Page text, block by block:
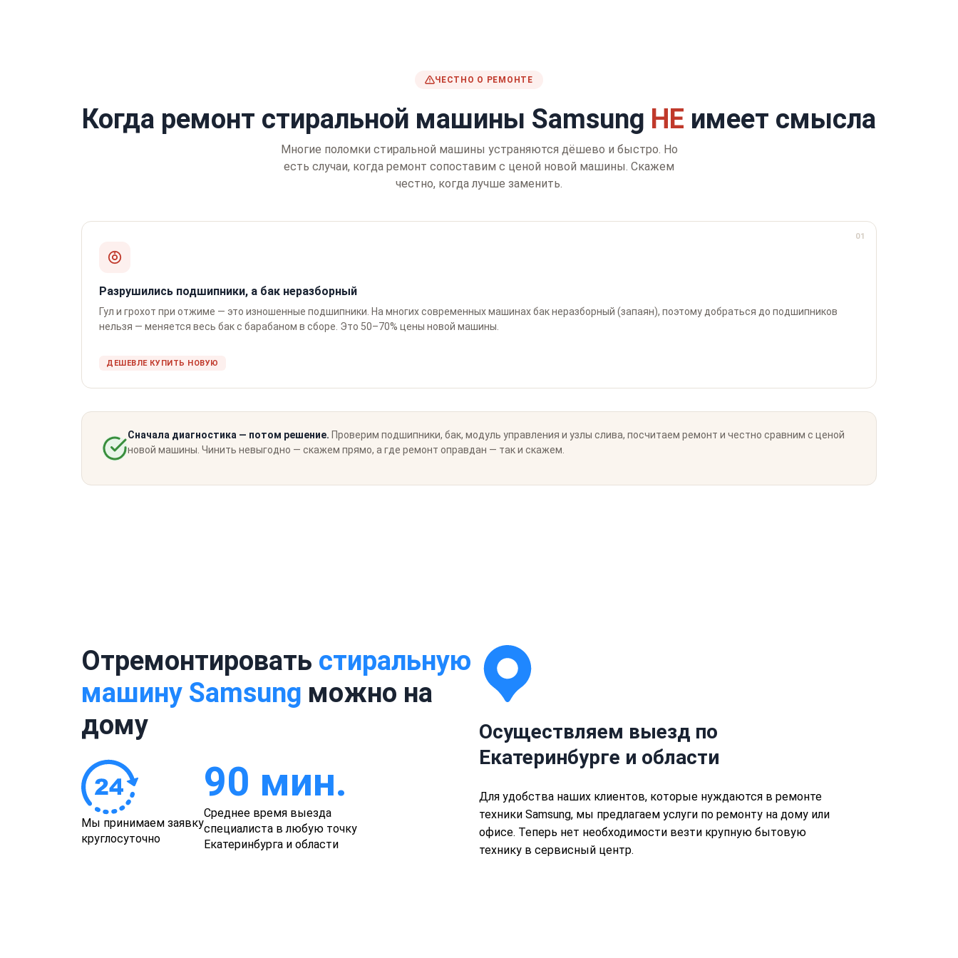
ЧЕСТНО О РЕМОНТЕ
Когда ремонт стиральной машины Samsung НЕ имеет смысла
Многие поломки стиральной машины устраняются дёшево и быстро. Но
есть случаи, когда ремонт сопоставим с ценой новой машины. Скажем
честно, когда лучше заменить.
01
Разрушились подшипники, а бак неразборный
Гул и грохот при отжиме — это изношенные подшипники. На многих современных машинах бак неразборный (запаян), поэтому добраться до подшипников
нельзя — меняется весь бак с барабаном в сборе. Это 50–70% цены новой машины.
ДЕШЕВЛЕ КУПИТЬ НОВУЮ
Сначала диагностика — потом решение. Проверим подшипники, бак, модуль управления и узлы слива, посчитаем ремонт и честно сравним с ценой
новой машины. Чинить невыгодно — скажем прямо, а где ремонт оправдан — так и скажем.
Отремонтировать стиральную
машину Samsung можно на
дому
Мы принимаем заявку
круглосуточно
90 мин.
Среднее время выезда
специалиста в любую точку
Екатеринбурга и области
Осуществляем выезд по
Екатеринбурге и области
Для удобства наших клиентов, которые нуждаются в ремонте
техники Samsung, мы предлагаем услуги по ремонту на дому или
офисе. Теперь нет необходимости везти крупную бытовую
технику в сервисный центр.